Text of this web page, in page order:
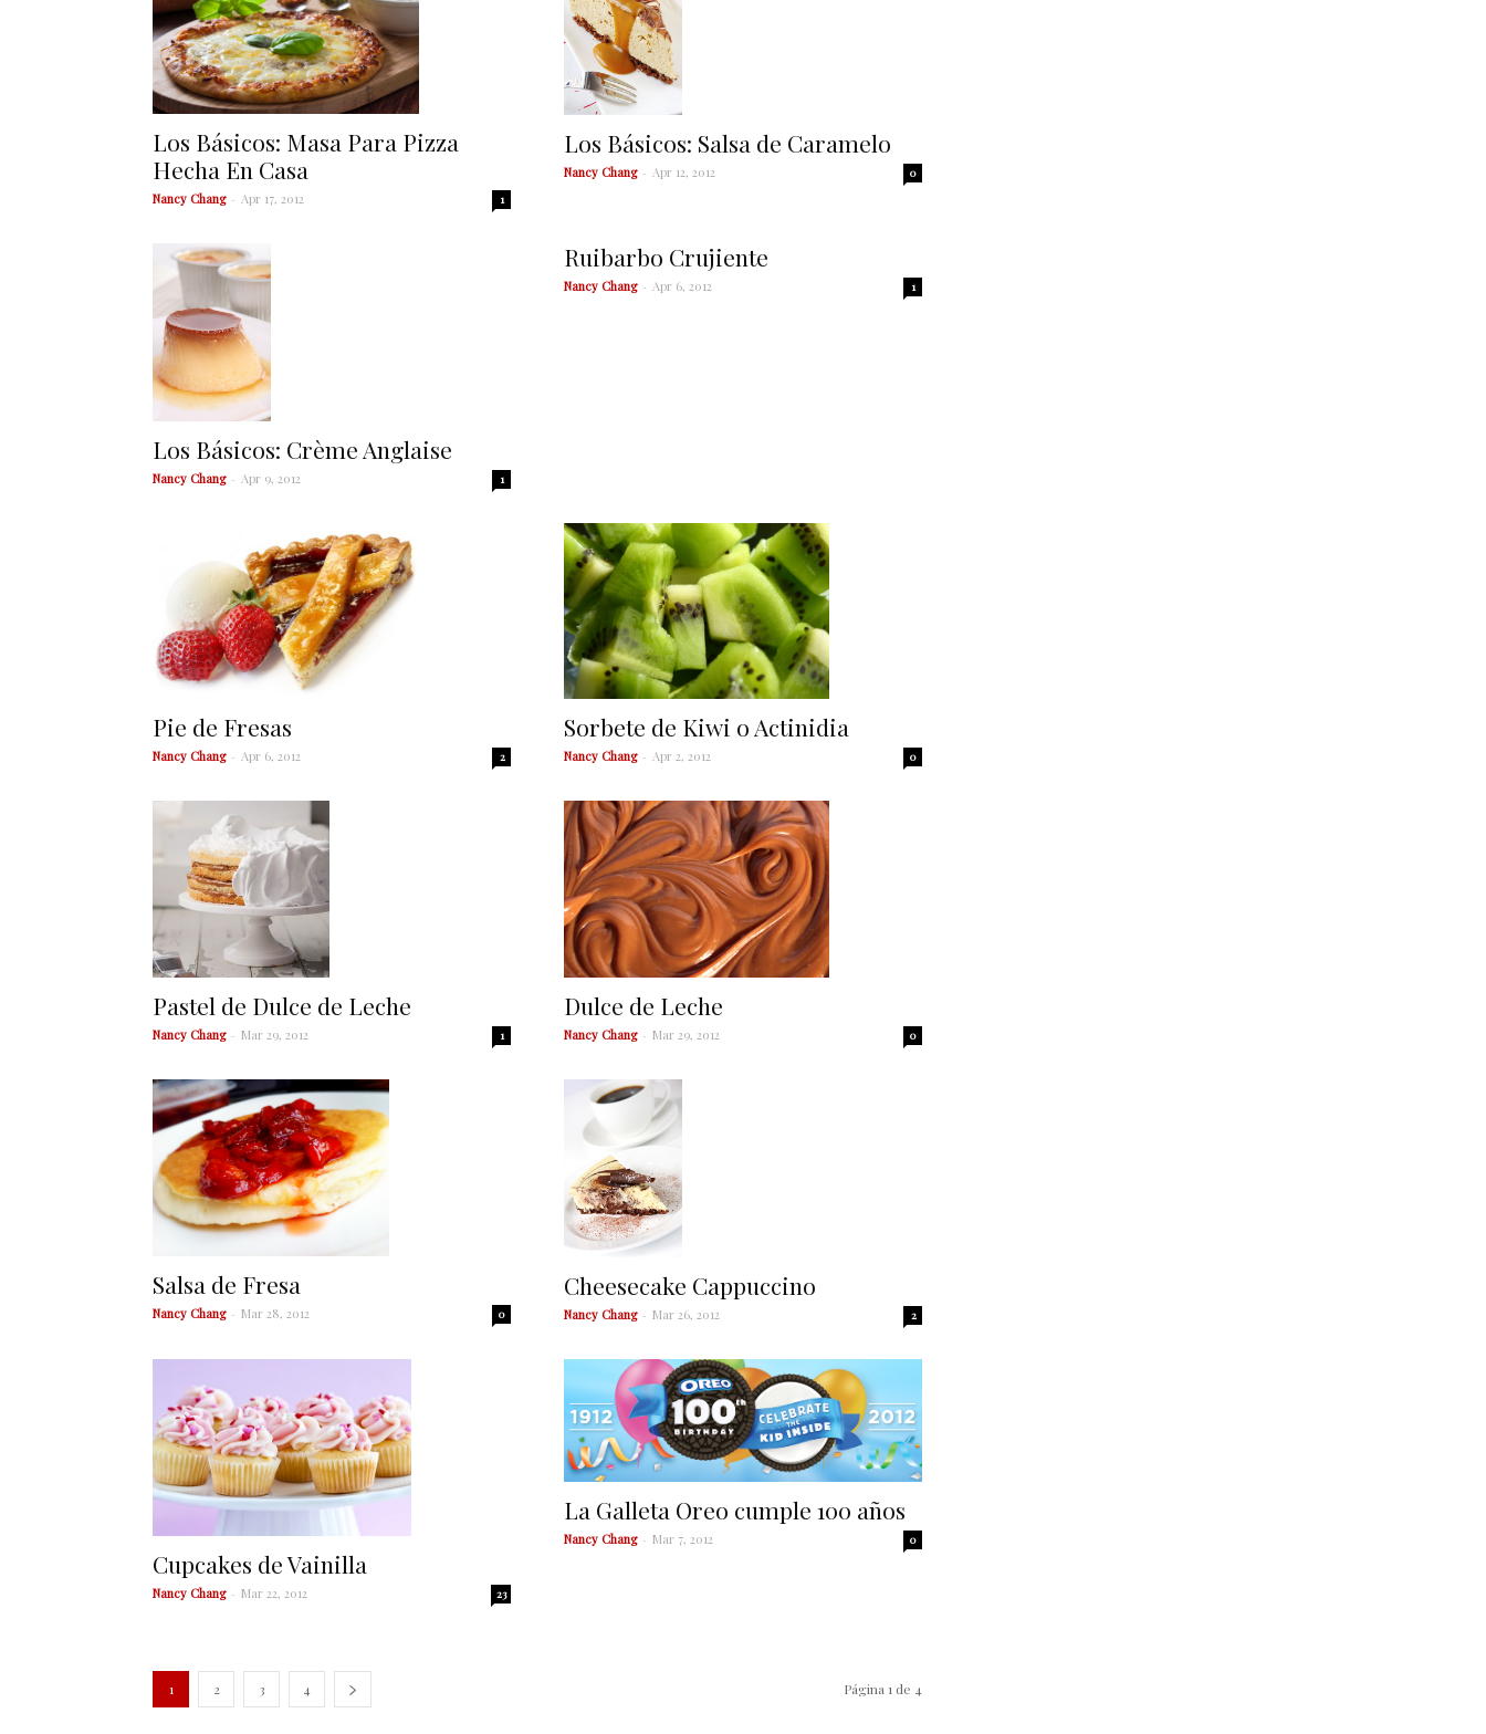
Los Básicos: Masa Para Pizza
Hecha En Casa
Nancy Chang - Apr 17, 2012 1
Los Básicos: Salsa de Caramelo
Nancy Chang - Apr 12, 2012 0
Los Básicos: Crème Anglaise
Nancy Chang - Apr 9, 2012 1
Ruibarbo Crujiente
Nancy Chang - Apr 6, 2012 1
Pie de Fresas
Nancy Chang - Apr 6, 2012 2
Sorbete de Kiwi o Actinidia
Nancy Chang - Apr 2, 2012 0
Pastel de Dulce de Leche
Nancy Chang - Mar 29, 2012 1
Dulce de Leche
Nancy Chang - Mar 29, 2012 0
Salsa de Fresa
Nancy Chang - Mar 28, 2012 0
Cheesecake Cappuccino
Nancy Chang - Mar 26, 2012 2
Cupcakes de Vainilla
Nancy Chang - Mar 22, 2012 23
La Galleta Oreo cumple 100 años
Nancy Chang - Mar 7, 2012 0
1 2 3 4 Página 1 de 4